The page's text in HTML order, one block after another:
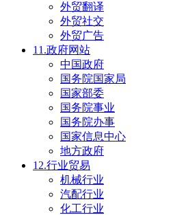
外贸翻译
外贸社交
外贸广告
11.政府网站
中国政府
国务院国家局
国家部委
国务院事业
国务院办事
国家信息中心
地方政府
12.行业贸易
机械行业
汽配行业
化工行业